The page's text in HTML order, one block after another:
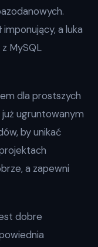
a luka
MySQL
dla prostszych
ugruntowanym
by unikać
a zapewni
dobre